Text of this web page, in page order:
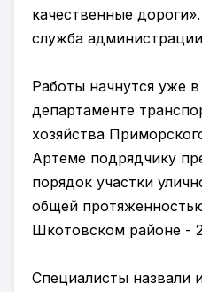
качественные
служба
Работы начнутся уже
департаменте
хозяйства
Артеме подрядчику
порядок участки
общей
Шкотовском районе -
Специалисты назвали